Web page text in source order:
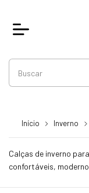
Início Inverno
Calças de inverno
confortáveis,